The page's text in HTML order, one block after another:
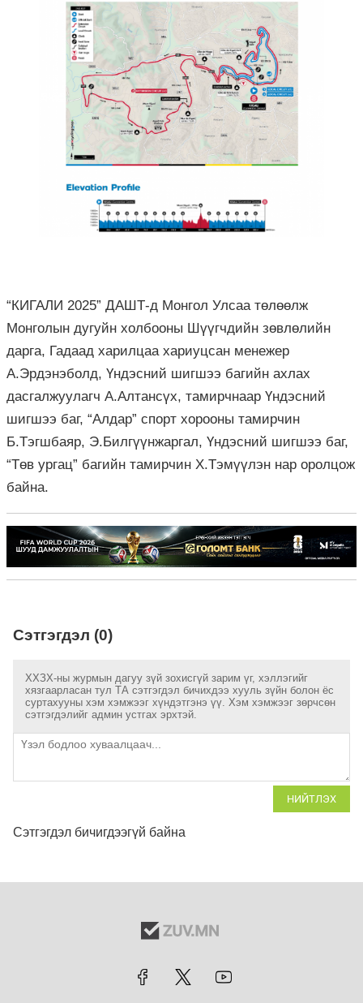
“КИГАЛИ 2025” ДАШТ-д Монгол Улсаа төлөөлж
Монголын дугуйн холбооны Шүүгчдийн зөвлөлийн
дарга, Гадаад харилцаа хариуцсан менежер
А.Эрдэнэболд, Үндэсний шигшээ багийн ахлах
дасгалжуулагч А.Алтансүх, тамирчнаар Үндэсний
шигшээ баг, “Алдар” спорт хорооны тамирчин
Б.Тэгшбаяр, Э.Билгүүнжаргал, Үндэсний шигшээ баг,
“Төв ургац” багийн тамирчин Х.Тэмүүлэн нар оролцож
байна.
Сэтгэгдэл (0)
ХХЗХ-ны журмын дагуу зүй зохисгүй зарим үг, хэллэгийг
хязгаарласан тул ТА сэтгэгдэл бичихдээ хууль зүйн болон ёс
суртахууны хэм хэмжээг хүндэтгэнэ үү. Хэм хэмжээг зөрчсөн
сэтгэгдэлийг админ устгах эрхтэй.
НИЙТЛЭХ
Сэтгэгдэл бичигдээгүй байна